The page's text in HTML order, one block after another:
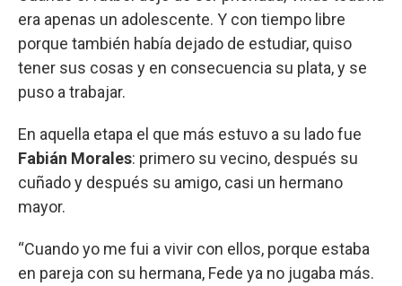
era apenas un adolescente. Y con tiempo libre
porque también había dejado de estudiar, quiso
tener sus cosas y en consecuencia su plata, y se
puso a trabajar.
En aquella etapa el que más estuvo a su lado fue
Fabián Morales: primero su vecino, después su
cuñado y después su amigo, casi un hermano
mayor.
“Cuando yo me fui a vivir con ellos, porque estaba
en pareja con su hermana, Fede ya no jugaba más.